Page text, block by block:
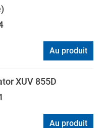
Au produit
XUV 855D
Au produit